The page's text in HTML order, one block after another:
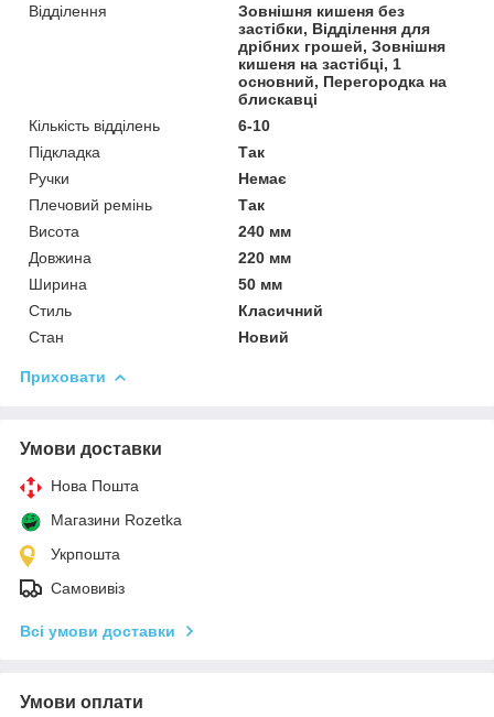
Відділення
Зовнішня кишеня без
застібки, Відділення для
дрібних грошей, Зовнішня
кишеня на застібці, 1
основний, Перегородка на
блискавці
Кількість відділень
6-10
Підкладка
Так
Ручки
Немає
Плечовий ремінь
Так
Висота
240 мм
Довжина
220 мм
Ширина
50 мм
Стиль
Класичний
Стан
Новий
Приховати
Умови доставки
Нова Пошта
Магазини Rozetka
Укрпошта
Самовивіз
Всі умови доставки
Умови оплати